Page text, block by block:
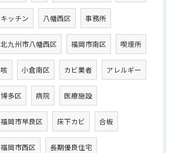
キッチン 八幡西区 事務所
北九州市八幡西区 福岡市南区 喫煙所
咳 小倉南区 カビ業者 アレルギー
博多区 病院 医療施設
福岡市早良区 床下カビ 合板
福岡市西区 長期優良住宅